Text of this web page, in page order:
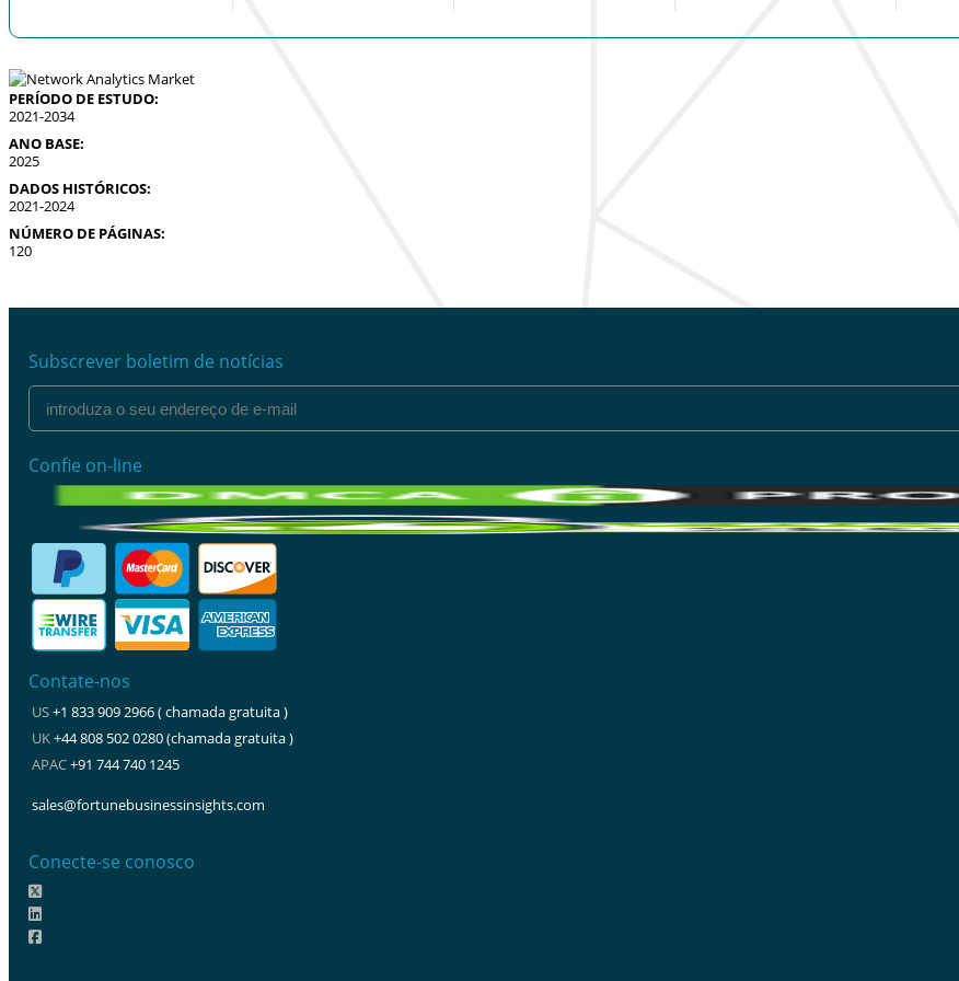
PERÍODO DE ESTUDO:
2021-2034
ANO BASE:
2025
DADOS HISTÓRICOS:
2021-2024
NÚMERO DE PÁGINAS:
120
Subscrever boletim de notícias
Confie on-line
Contate-nos
US+1 833 909 2966 ( chamada gratuita )
UK+44 808 502 0280 (chamada gratuita )
APAC+91 744 740 1245
sales@fortunebusinessinsights.com
Conecte-se conosco